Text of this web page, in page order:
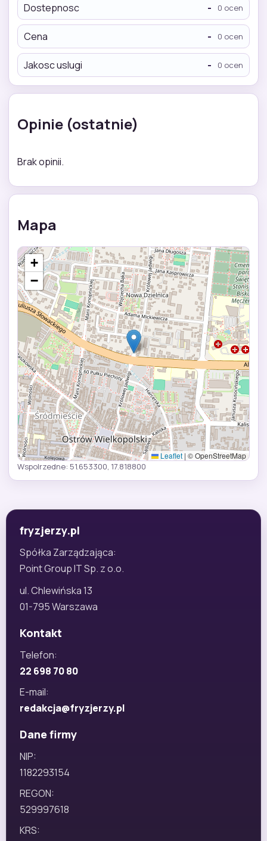
Dostepnosc - 0 ocen
Cena - 0 ocen
Jakosc uslugi - 0 ocen
Opinie (ostatnie)
Brak opinii.
Mapa
+
−
Leaflet | © OpenStreetMap
Wspolrzedne: 51.653300, 17.818800
fryzjerzy.pl
Spółka Zarządzająca:
Point Group IT Sp. z o.o.
ul. Chlewińska 13
01-795 Warszawa
Kontakt
Telefon:
22 698 70 80
E-mail:
redakcja@fryzjerzy.pl
Dane firmy
NIP:
1182293154
REGON:
529997618
KRS: